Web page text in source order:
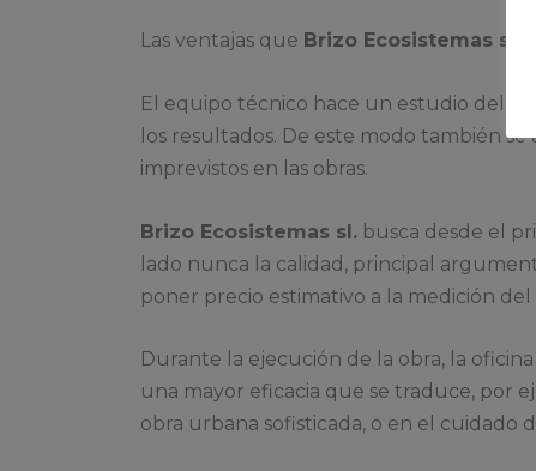
Las ventajas que Brizo Ecosistemas sl.
El equipo técnico hace un estudio del
los resultados. De este modo también
imprevistos en las obras.
Brizo Ecosistemas sl. busca desde el
lado nunca la calidad, principal
poner precio estimativo a la medición
Durante la ejecución de la obra, la
una mayor eficacia que se traduce, por
obra urbana sofisticada, o en el cuidado